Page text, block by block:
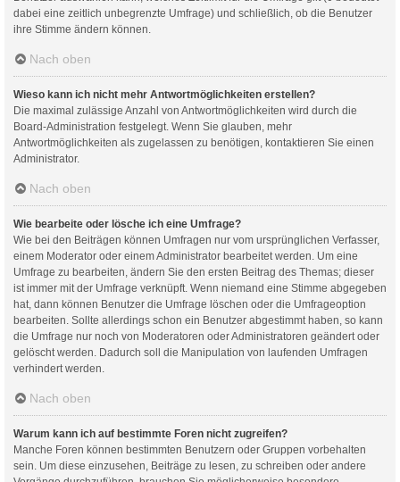
dabei eine zeitlich unbegrenzte Umfrage) und schließlich, ob die Benutzer
ihre Stimme ändern können.
Nach oben
Wieso kann ich nicht mehr Antwortmöglichkeiten erstellen?
Die maximal zulässige Anzahl von Antwortmöglichkeiten wird durch die
Board-Administration festgelegt. Wenn Sie glauben, mehr
Antwortmöglichkeiten als zugelassen zu benötigen, kontaktieren Sie einen
Administrator.
Nach oben
Wie bearbeite oder lösche ich eine Umfrage?
Wie bei den Beiträgen können Umfragen nur vom ursprünglichen Verfasser,
einem Moderator oder einem Administrator bearbeitet werden. Um eine
Umfrage zu bearbeiten, ändern Sie den ersten Beitrag des Themas; dieser
ist immer mit der Umfrage verknüpft. Wenn niemand eine Stimme abgegeben
hat, dann können Benutzer die Umfrage löschen oder die Umfrageoption
bearbeiten. Sollte allerdings schon ein Benutzer abgestimmt haben, so kann
die Umfrage nur noch von Moderatoren oder Administratoren geändert oder
gelöscht werden. Dadurch soll die Manipulation von laufenden Umfragen
verhindert werden.
Nach oben
Warum kann ich auf bestimmte Foren nicht zugreifen?
Manche Foren können bestimmten Benutzern oder Gruppen vorbehalten
sein. Um diese einzusehen, Beiträge zu lesen, zu schreiben oder andere